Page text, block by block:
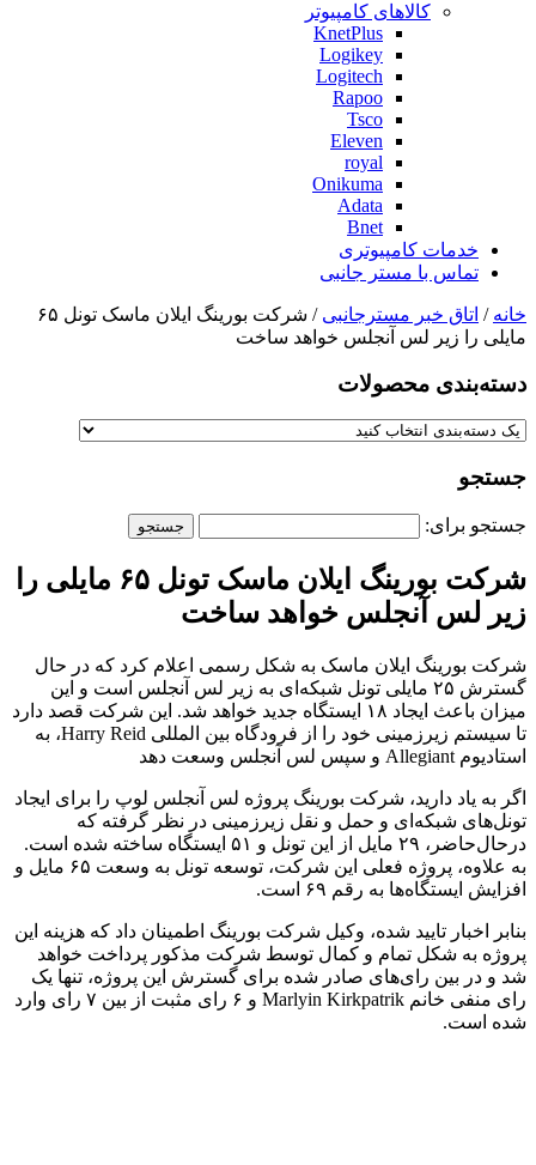
کالاهای کامپیوتر
KnetPlus
Logikey
Logitech
Rapoo
Tsco
Eleven
royal
Onikuma
Adata
Bnet
خدمات کامپیوتری
تماس با مستر جانبی
خانه / اتاق خبر مسترجانبی
/ شرکت بورینگ ایلان ماسک تونل ۶۵
مایلی را زیر لس آنجلس خواهد ساخت
دسته‌بندی‌ محصولات
جستجو
جستجو برای:
شرکت بورینگ ایلان ماسک تونل ۶۵ مایلی را
زیر لس آنجلس خواهد ساخت
شرکت بورینگ ایلان ماسک به شکل رسمی اعلام کرد که در حال
گسترش ۲۵ مایلی تونل شبکه‌ای به زیر لس آنجلس است و این
میزان باعث ایجاد ۱۸ ایستگاه جدید خواهد شد. این شرکت قصد دارد
تا سیستم زیرزمینی خود را از فرودگاه بین المللی Harry Reid، به
استادیوم Allegiant و سپس لس آنجلس وسعت دهد
اگر به یاد دارید، شرکت بورینگ پروژه لس آنجلس لوپ را برای ایجاد
تونل‌های شبکه‌ای و حمل و نقل زیرزمینی در نظر گرفته که
درحال‌حاضر، ۲۹ مایل از این تونل و ۵۱ ایستگاه ساخته شده است.
به علاوه، پروژه فعلی این شرکت، توسعه تونل به وسعت ۶۵ مایل و
افزایش ایستگاه‌ها به رقم ۶۹ است.
بنابر اخبار تایید شده، وکیل شرکت بورینگ اطمینان داد که هزینه این
پروژه به شکل تمام و کمال توسط شرکت مذکور پرداخت خواهد
شد و در بین رای‌های صادر شده برای گسترش این پروژه، تنها یک
رای منفی خانم Marlyin Kirkpatrik و ۶ رای مثبت از بین ۷ رای وارد
شده است.